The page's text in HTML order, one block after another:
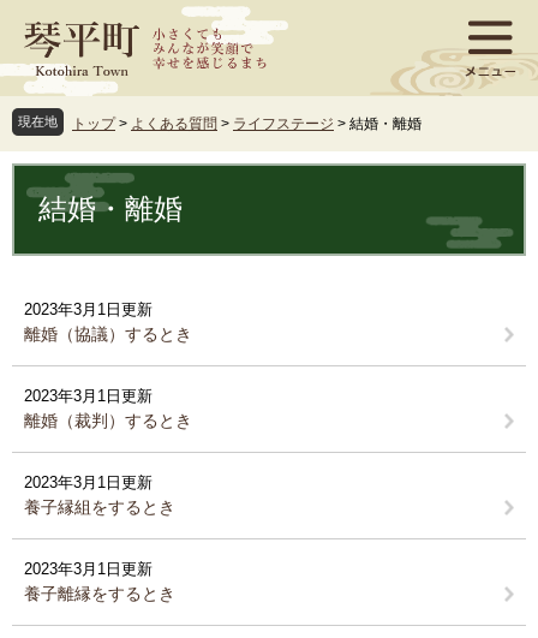
ジ
先
頭
で
ュ
を
飛
ば
現在地 トップ > よくある質問 > ライフステージ > 結婚・離婚
文 結婚・離婚
2023年3月1日更新
離婚（協議）するとき
2023年3月1日更新
離婚（裁判）するとき
2023年3月1日更新
養子縁組をするとき
2023年3月1日更新
養子離縁をするとき